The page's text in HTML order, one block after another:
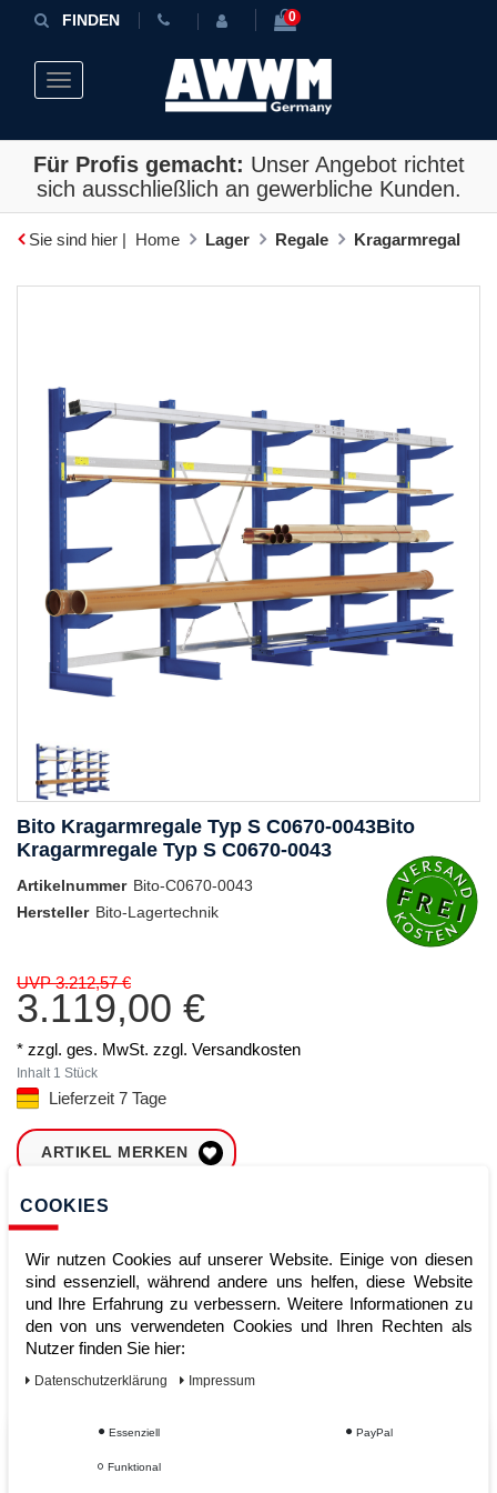
FINDEN 0
Toggle navigation
Für Profis gemacht: Unser Angebot richtet
sich ausschließlich an gewerbliche Kunden.
Sie sind hier | Home Lager Regale Kragarmregal
Bito Kragarmregale Typ S C0670-0043Bito
Kragarmregale Typ S C0670-0043
Artikelnummer Bito-C0670-0043
Hersteller Bito-Lagertechnik
UVP 3.212,57 €
3.119,00 €
* zzgl. ges. MwSt. zzgl. Versandkosten
Inhalt 1 Stück
Lieferzeit 7 Tage
ARTIKEL MERKEN
ZUM WARENKORB
Sofort lieferbar
Kauf auf Rechnung
COOKIES
Wir nutzen Cookies auf unserer Website. Einige von diesen
sind essenziell, während andere uns helfen, diese Website
und Ihre Erfahrung zu verbessern. Weitere Informationen zu
den von uns verwendeten Cookies und Ihren Rechten als
Nutzer finden Sie hier:
Daten­schutz­erklärung Impressum
Essenziell PayPal
Funktional